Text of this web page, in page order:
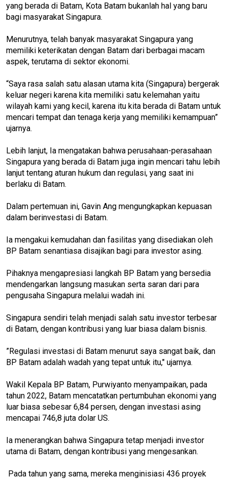
yang berada di Batam, Kota Batam bukanlah hal yang baru
bagi masyarakat Singapura.
Menurutnya, telah banyak masyarakat Singapura yang
memiliki keterikatan dengan Batam dari berbagai macam
aspek, terutama di sektor ekonomi.
“Saya rasa salah satu alasan utama kita (Singapura) bergerak
keluar negeri karena kita memiliki satu kelemahan yaitu
wilayah kami yang kecil, karena itu kita berada di Batam untuk
mencari tempat dan tenaga kerja yang memiliki kemampuan”
ujarnya.
Lebih lanjut, Ia mengatakan bahwa perusahaan-perasahaan
Singapura yang berada di Batam juga ingin mencari tahu lebih
lanjut tentang aturan hukum dan regulasi, yang saat ini
berlaku di Batam.
Dalam pertemuan ini, Gavin Ang mengungkapkan kepuasan
dalam berinvestasi di Batam.
Ia mengakui kemudahan dan fasilitas yang disediakan oleh
BP Batam senantiasa disajikan bagi para investor asing.
Pihaknya mengapresiasi langkah BP Batam yang bersedia
mendengarkan langsung masukan serta saran dari para
pengusaha Singapura melalui wadah ini.
Singapura sendiri telah menjadi salah satu investor terbesar
di Batam, dengan kontribusi yang luar biasa dalam bisnis.
”Regulasi investasi di Batam menurut saya sangat baik, dan
BP Batam adalah wadah yang tepat untuk itu," ujarnya.
Wakil Kepala BP Batam, Purwiyanto menyampaikan, pada
tahun 2022, Batam mencatatkan pertumbuhan ekonomi yang
luar biasa sebesar 6,84 persen, dengan investasi asing
mencapai 746,8 juta dolar US.
Ia menerangkan bahwa Singapura tetap menjadi investor
utama di Batam, dengan kontribusi yang mengesankan.
Pada tahun yang sama, mereka menginisiasi 436 proyek